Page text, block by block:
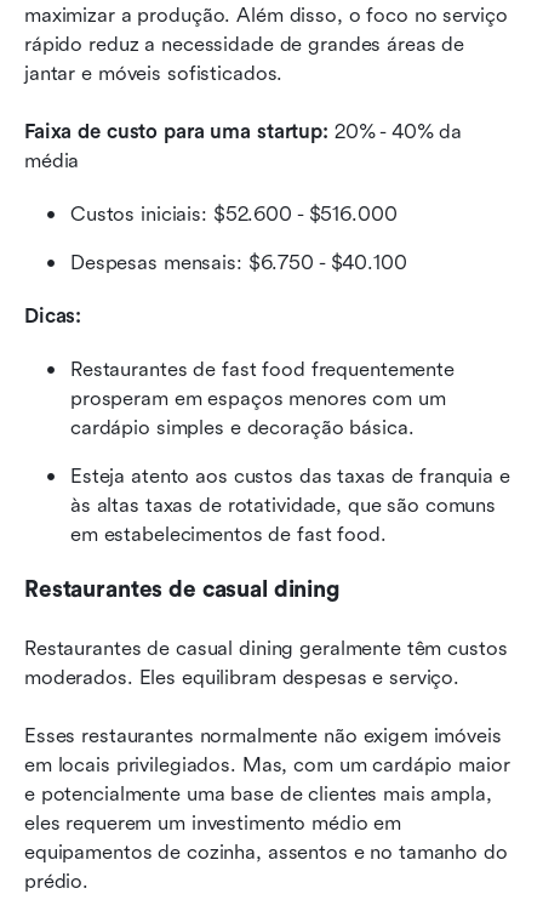
maximizar a produção. Além disso, o foco no serviço
rápido reduz a necessidade de grandes áreas de
jantar e móveis sofisticados.
Faixa de custo para uma startup: 20% - 40% da
média
Custos iniciais: $52.600 - $516.000
Despesas mensais: $6.750 - $40.100
Dicas:
Restaurantes de fast food frequentemente
prosperam em espaços menores com um
cardápio simples e decoração básica.
Esteja atento aos custos das taxas de franquia e
às altas taxas de rotatividade, que são comuns
em estabelecimentos de fast food.
Restaurantes de casual dining
Restaurantes de casual dining geralmente têm custos
moderados. Eles equilibram despesas e serviço.
Esses restaurantes normalmente não exigem imóveis
em locais privilegiados. Mas, com um cardápio maior
e potencialmente uma base de clientes mais ampla,
eles requerem um investimento médio em
equipamentos de cozinha, assentos e no tamanho do
prédio.